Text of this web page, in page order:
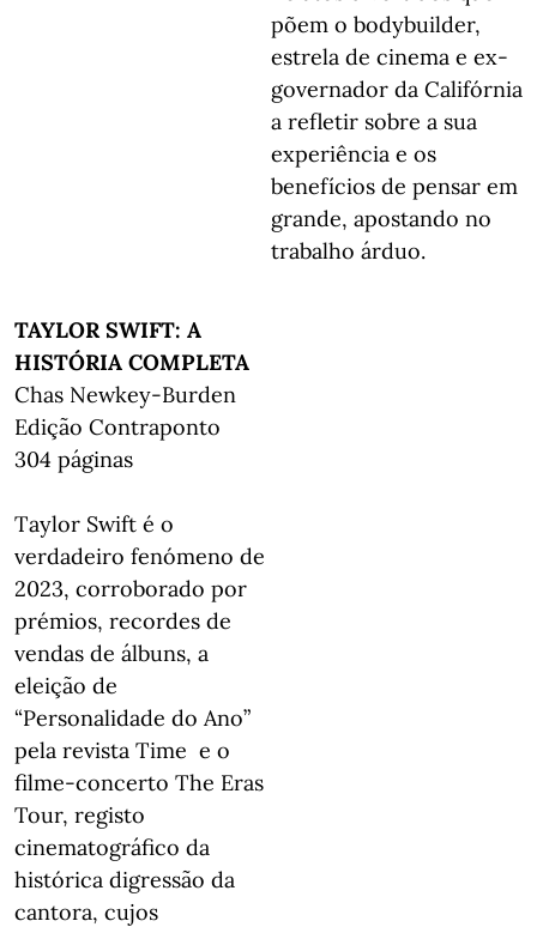
põem o bodybuilder,
estrela de cinema e ex-
governador da Califórnia
a refletir sobre a sua
experiência e os
benefícios de pensar em
grande, apostando no
trabalho árduo.
TAYLOR SWIFT: A
HISTÓRIA COMPLETA
Chas Newkey-Burden
Edição Contraponto
304 páginas
Taylor Swift é o
verdadeiro fenómeno de
2023, corroborado por
prémios, recordes de
vendas de álbuns, a
eleição de
“Personalidade do Ano”
pela revista Time e o
filme-concerto The Eras
Tour, registo
cinematográfico da
histórica digressão da
cantora, cujos